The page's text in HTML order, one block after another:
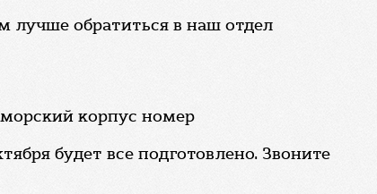
лучше обратиться в наш отдел
корпус номер
будет все подготовлено. Звоните